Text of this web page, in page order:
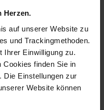
Herzen.
auf unserer Website zu
und Trackingmethoden.
Einwilligung zu.
Cookies finden Sie in
Die Einstellungen zur
Website können